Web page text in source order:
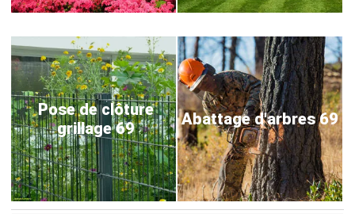
Pose de clôture
grillage 69
Abattage d'arbres 69